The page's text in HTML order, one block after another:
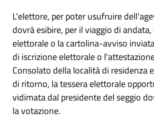
L'elettore, per poter usufruire
dovrà esibire, per il viaggio di
elettorale o la cartolina-avviso
di iscrizione elettorale o
Consolato della località di residenza
di ritorno, la tessera elettorale
vidimata dal presidente del seggio
la votazione.